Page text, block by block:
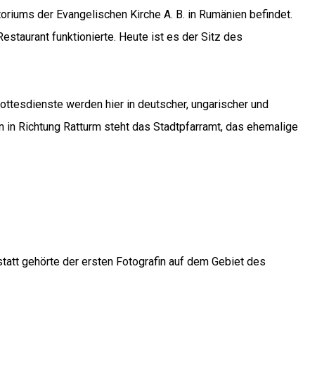
der Evangelischen Kirche A. B. in Rumänien befindet.
funktionierte. Heute ist es der Sitz des
werden hier in deutscher, ungarischer und
Richtung Ratturm steht das Stadtpfarramt, das ehemalige
gehörte der ersten Fotografin auf dem Gebiet des